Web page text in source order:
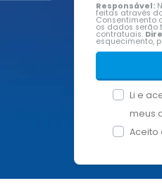
Responsável:
feitas através
Consentimento
os dados serão
contratuais.
esquecimento,
Li e
meus
Aceito